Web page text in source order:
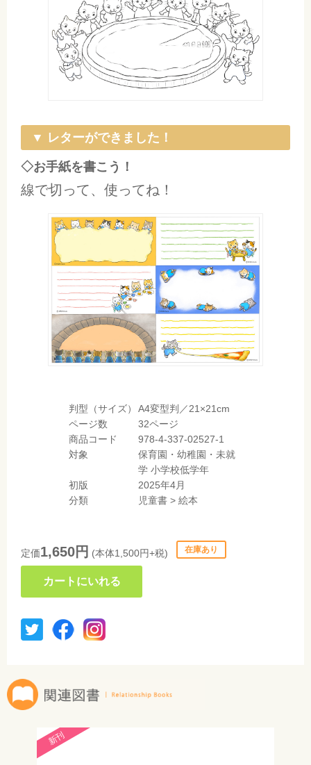
▼ レターができました！
◇お手紙を書こう！
線で切って、使ってね！
判型（サイズ）
A4変型判／21×21cm
ページ数
32ページ
商品コード
978-4-337-02527-1
対象
保育園・幼稚園・未就
学 小学校低学年
初版
2025年4月
分類
児童書 > 絵本
定価1,650円 (本体1,500円+税) 在庫あり
カートにいれる
新刊